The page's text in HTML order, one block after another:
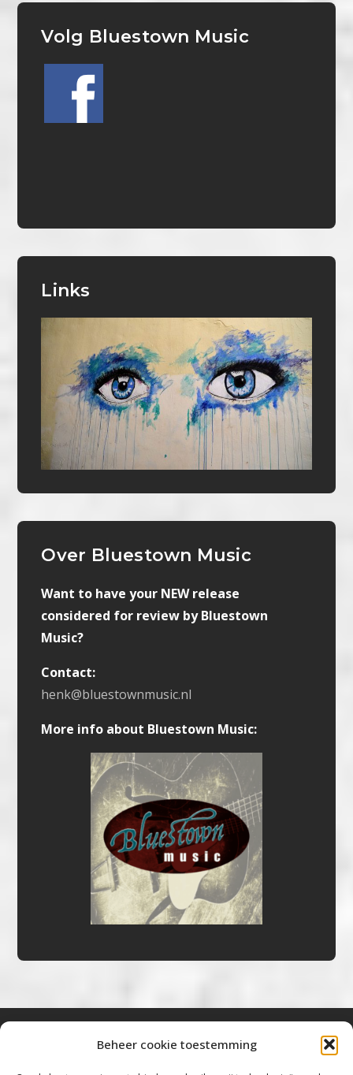
Beheer cookie toestemming
Volg Bluestown Music
Links
Over Bluestown Music
Want to have your NEW release
considered for review by Bluestown
Music?
Contact:
henk@bluestownmusic.nl
More info about Bluestown Music: